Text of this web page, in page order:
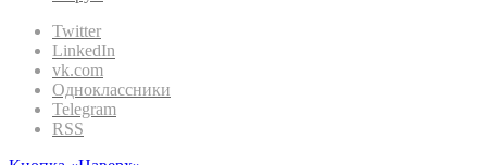
Twitter
LinkedIn
vk.com
Одноклассники
Telegram
RSS